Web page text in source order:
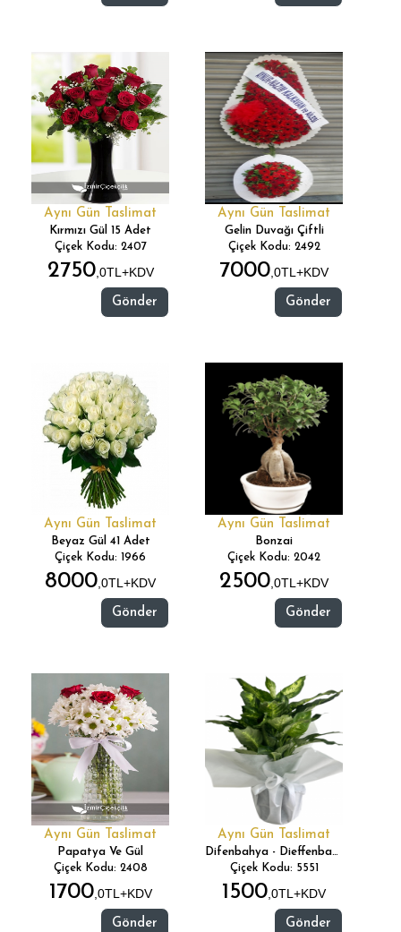
Aynı Gün Taslimat
Kırmızı Gül 15 Adet
Çiçek Kodu: 2407
2750,0TL+KDV
Gönder
Aynı Gün Taslimat
Gelin Duvağı Çiftli
Çiçek Kodu: 2492
7000,0TL+KDV
Gönder
Aynı Gün Taslimat
Beyaz Gül 41 Adet
Çiçek Kodu: 1966
8000,0TL+KDV
Gönder
Aynı Gün Taslimat
Bonzai
Çiçek Kodu: 2042
2500,0TL+KDV
Gönder
Aynı Gün Taslimat
Papatya Ve Gül
Çiçek Kodu: 2408
1700,0TL+KDV
Gönder
Aynı Gün Taslimat
Difenbahya - Dieffenbachia
Çiçek Kodu: 5551
1500,0TL+KDV
Gönder